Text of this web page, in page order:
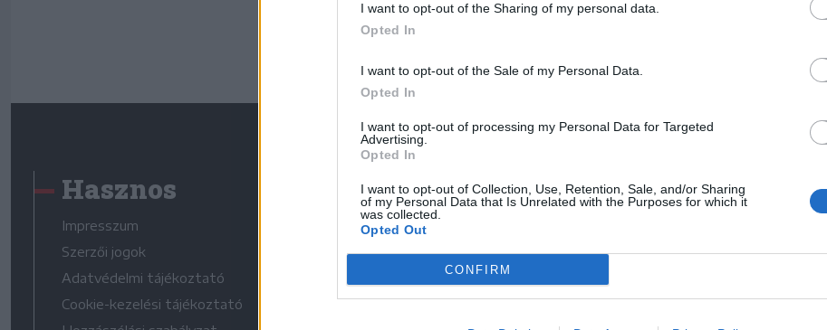
I want to opt-out of the Sharing of my personal data.
Opted In
I want to opt-out of the Sale of my Personal Data.
Opted In
I want to opt-out of processing my Personal Data for Targeted
Advertising.
Opted In
I want to opt-out of Collection, Use, Retention, Sale, and/or Sharing
of my Personal Data that Is Unrelated with the Purposes for which it
was collected.
Opted Out
CONFIRM
Hasznos
Impresszum
Szerzői jogok
Adatvédelmi tájékoztató
Cookie-kezelési tájékoztató
Médiatér
Liget
Krónika
Bihari Napló